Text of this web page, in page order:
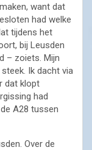
want dat
had welke
tijdens het
bij Leusden
– zoiets. Mijn
Ik dacht via
dat klopt
had
A28 tussen
Over de